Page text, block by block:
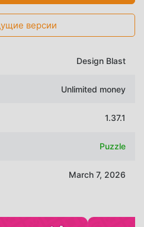
версии
Design Blast
Unlimited money
1.37.1
Puzzle
March 7, 2026